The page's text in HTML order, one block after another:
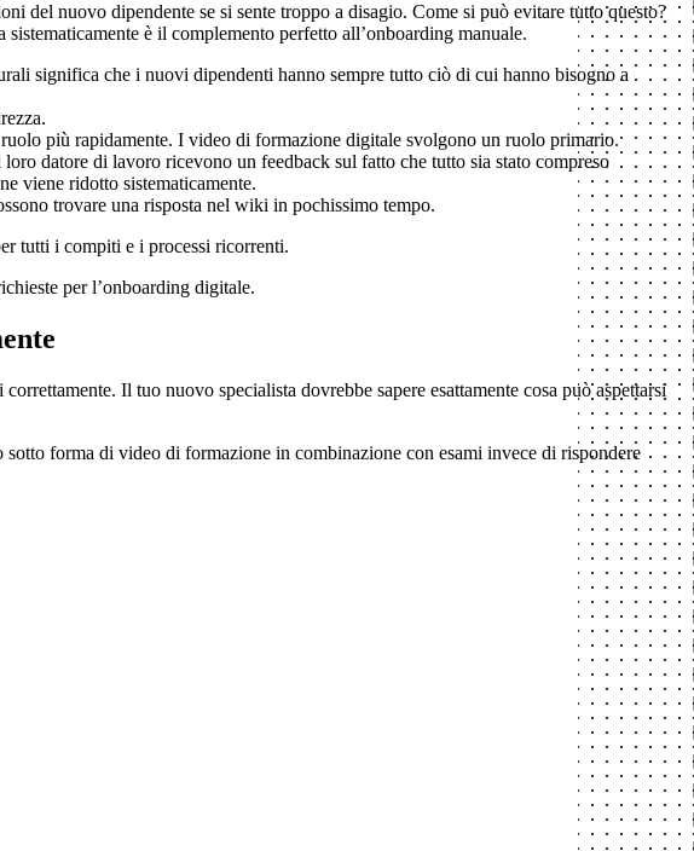
del nuovo dipendente se si sente troppo a disagio. Come si può evitare tutto questo?
è il complemento perfetto all’onboarding manuale.
significa che i nuovi dipendenti hanno sempre tutto ciò di cui hanno bisogno a
più rapidamente. I video di formazione digitale svolgono un ruolo primario.
datore di lavoro ricevono un feedback sul fatto che tutto sia stato compreso
viene ridotto sistematicamente.
trovare una risposta nel wiki in pochissimo tempo.
tutti i compiti e i processi ricorrenti.
per l’onboarding digitale.
Il tuo nuovo specialista dovrebbe sapere esattamente cosa può aspettarsi
forma di video di formazione in combinazione con esami invece di rispondere